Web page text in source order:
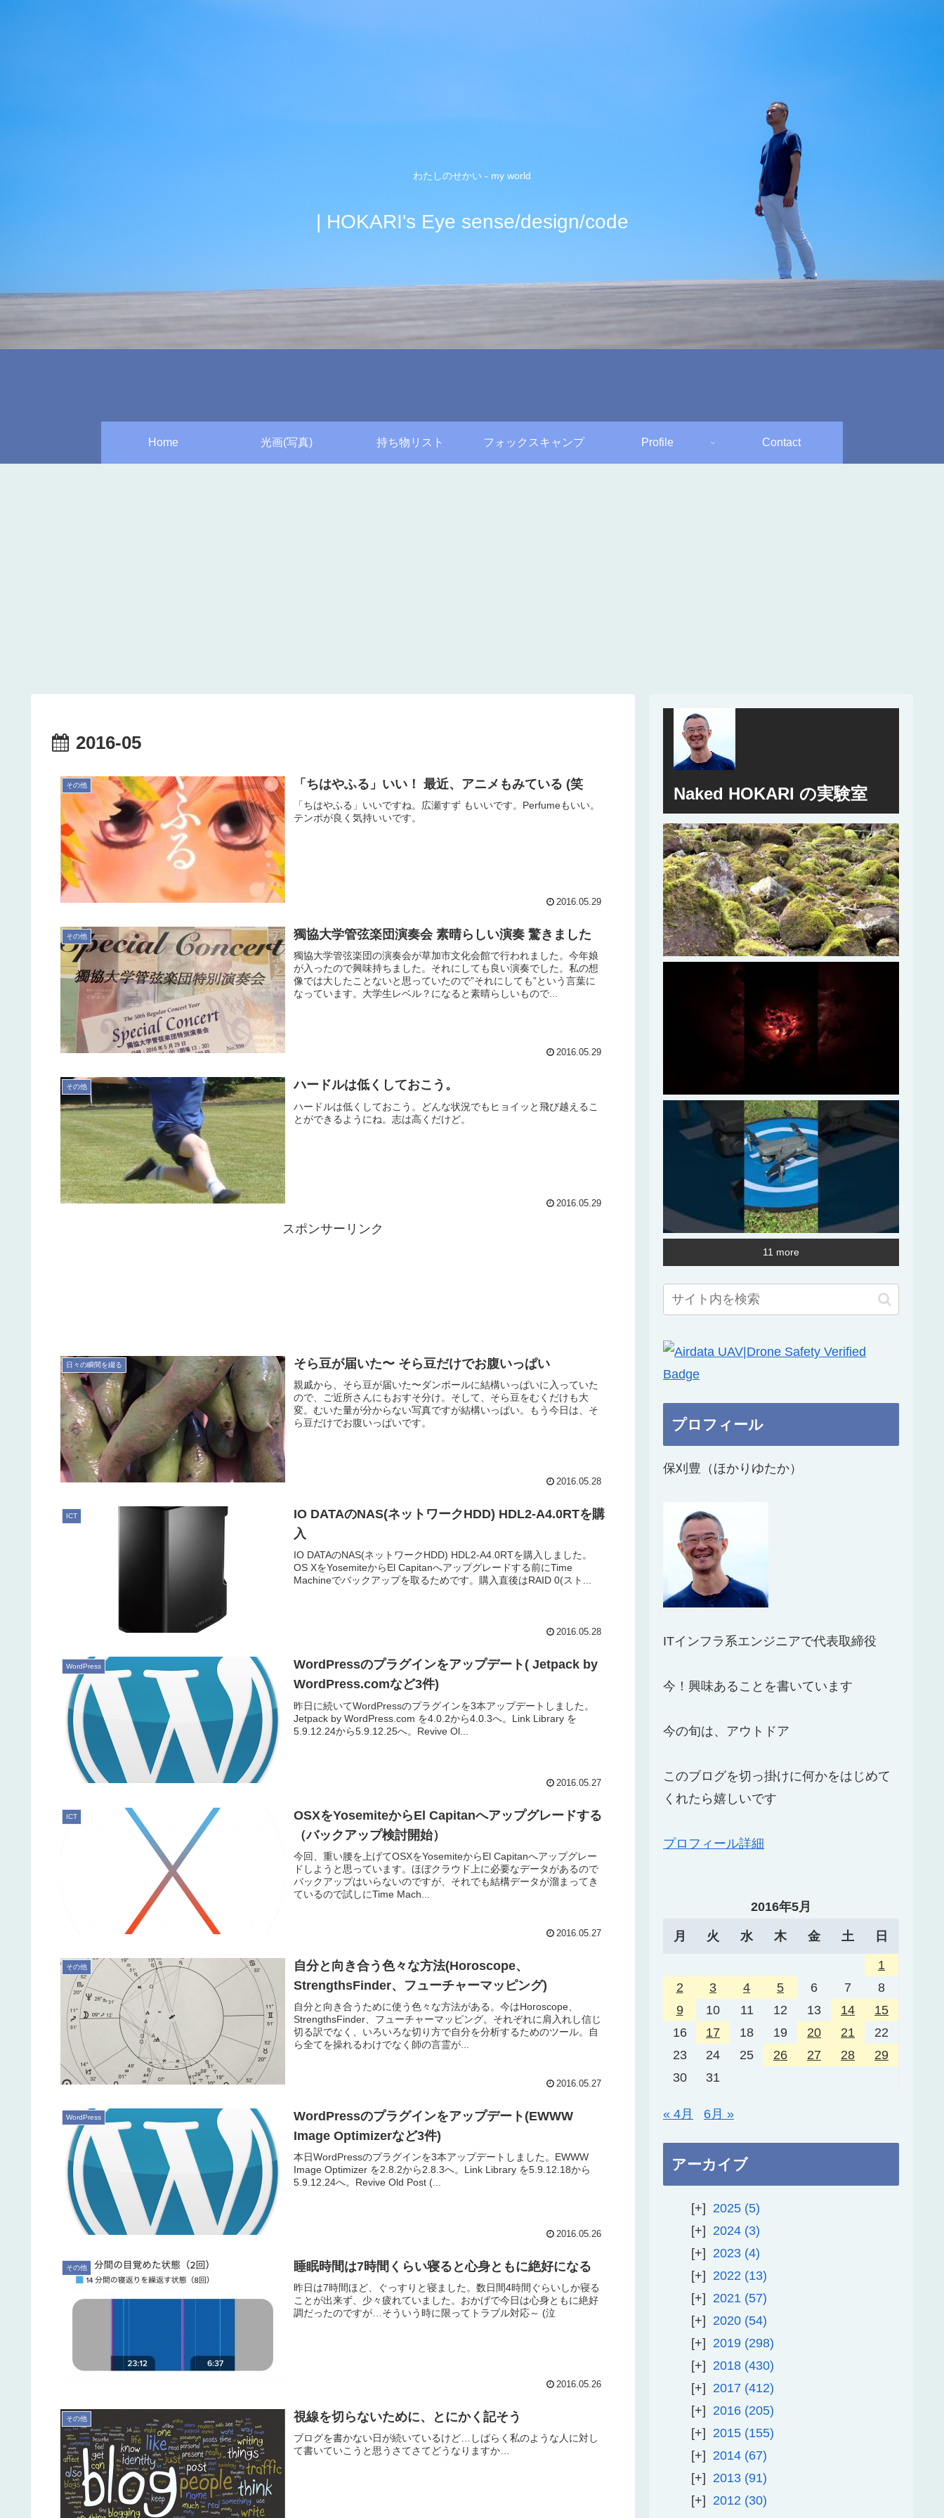
わたしのせかい - my world
| HOKARI's Eye sense/design/code
Home 光画(写真) 持ち物リスト フォックスキャンプ Profile Contact
2016-05
その他 「ちはやふる」いい！ 最近、アニメもみている (笑
「ちはやふる」いいですね。広瀬すず もいいです。Perfumeもいい。
テンポが良く気持いいです。
2016.05.29
その他 獨協大学管弦楽団演奏会 素晴らしい演奏 驚きました
獨協大学管弦楽団の演奏会が草加市文化会館で行われました。今年娘
が入ったので興味持ちました。それにしても良い演奏でした。私の想
像では大したことないと思っていたので”それにしても”という言葉に
なっています。大学生レベル？になると素晴らしいもので...
2016.05.29
その他 ハードルは低くしておこう。
ハードルは低くしておこう。どんな状況でもヒョイッと飛び越えるこ
とができるようにね。志は高くだけど。
2016.05.29
スポンサーリンク
日々の瞬間を綴る そら豆が届いた〜 そら豆だけでお腹いっぱい
親戚から、そら豆が届いた〜ダンボールに結構いっぱいに入っていた
ので、ご近所さんにもおすそ分け。そして、そら豆をむくだけも大
変。むいた量が分からない写真ですが結構いっぱい。もう今日は、そ
ら豆だけでお腹いっぱいです。
2016.05.28
ICT
IO DATAのNAS(ネットワークHDD) HDL2-A4.0RTを購
入
IO DATAのNAS(ネットワークHDD) HDL2-A4.0RTを購入しました。
OS XをYosemiteからEl Capitanへアップグレードする前にTime
Machineでバックアップを取るためです。購入直後はRAID 0(スト...
2016.05.28
WordPress
WordPressのプラグインをアップデート( Jetpack by
WordPress.comなど3件)
昨日に続いてWordPressのプラグインを3本アップデートしました。
Jetpack by WordPress.com を4.0.2から4.0.3へ。Link Library を
5.9.12.24から5.9.12.25へ。Revive Ol...
2016.05.27
ICT
OSXをYosemiteからEl Capitanへアップグレードする
（バックアップ検討開始）
今回、重い腰を上げてOSXをYosemiteからEl Capitanへアップグレー
ドしようと思っています。ほぼクラウド上に必要なデータがあるので
バックアップはいらないのですが、それでも結構データが溜まってき
ているので試しにTime Mach...
2016.05.27
その他
自分と向き合う色々な方法(Horoscope、
StrengthsFinder、フューチャーマッピング)
自分と向き合うために使う色々な方法がある。今はHoroscope、
StrengthsFinder、フューチャーマッピング。それぞれに肩入れし信じ
切る訳でなく、いろいろな切り方で自分を分析するためのツール。自
ら全てを操れるわけでなく師の言霊が...
2016.05.27
WordPress
WordPressのプラグインをアップデート(EWWW
Image Optimizerなど3件)
本日WordPressのプラグインを3本アップデートしました。EWWW
Image Optimizer を2.8.2から2.8.3へ。Link Library を5.9.12.18から
5.9.12.24へ。Revive Old Post (...
2016.05.26
その他 睡眠時間は7時間くらい寝ると心身ともに絶好になる
昨日は7時間ほど、ぐっすりと寝ました。数日間4時間ぐらいしか寝る
ことが出来ず、少々疲れていました。おかげで今日は心身ともに絶好
調だったのですが…そういう時に限ってトラブル対応～ (泣
2016.05.26
その他 視線を切らないために、とにかく記そう
ブログを書かない日が続いているけど…しばらく私のような人に対し
て書いていこうと思うさてさてどうなりますか…
Naked HOKARI の実験室
11 more
プロフィール
保刈豊（ほかりゆたか）
ITインフラ系エンジニアで代表取締役
今！興味あることを書いています
今の旬は、アウトドア
このブログを切っ掛けに何かをはじめて
くれたら嬉しいです
プロフィール詳細
2016年5月
月 火 水 木 金 土 日
1
2
3 4 5 6 7
8
9
10 11 12 13 14
15
16
17 18 19 20 21
22
23
24 25 26 27 28
29
30
31
« 4月 6月 »
アーカイブ
2025 5
2024 3
2023 4
2022
13
2021
57
2020 54
2019 298
2018 430
2017 412
2016 205
2015 155
2014 67
2013 91
2012
30